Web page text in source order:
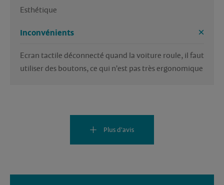
Esthétique
Inconvénients
Ecran tactile déconnecté quand la voiture roule, il faut
utiliser des boutons, ce qui n'est pas très ergonomique
Plus d'avis